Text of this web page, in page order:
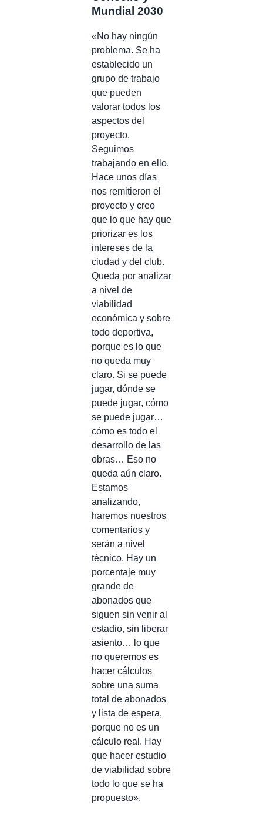
Mundial 2030
«No hay ningún
problema. Se ha
establecido un
grupo de trabajo
que pueden
valorar todos los
aspectos del
proyecto.
Seguimos
trabajando en ello.
Hace unos días
nos remitieron el
proyecto y creo
que lo que hay que
priorizar es los
intereses de la
ciudad y del club.
Queda por analizar
a nivel de
viabilidad
económica y sobre
todo deportiva,
porque es lo que
no queda muy
claro. Si se puede
jugar, dónde se
puede jugar, cómo
se puede jugar…
cómo es todo el
desarrollo de las
obras… Eso no
queda aún claro.
Estamos
analizando,
haremos nuestros
comentarios y
serán a nivel
técnico. Hay un
porcentaje muy
grande de
abonados que
siguen sin venir al
estadio, sin liberar
asiento… lo que
no queremos es
hacer cálculos
sobre una suma
total de abonados
y lista de espera,
porque no es un
cálculo real. Hay
que hacer estudio
de viabilidad sobre
todo lo que se ha
propuesto».